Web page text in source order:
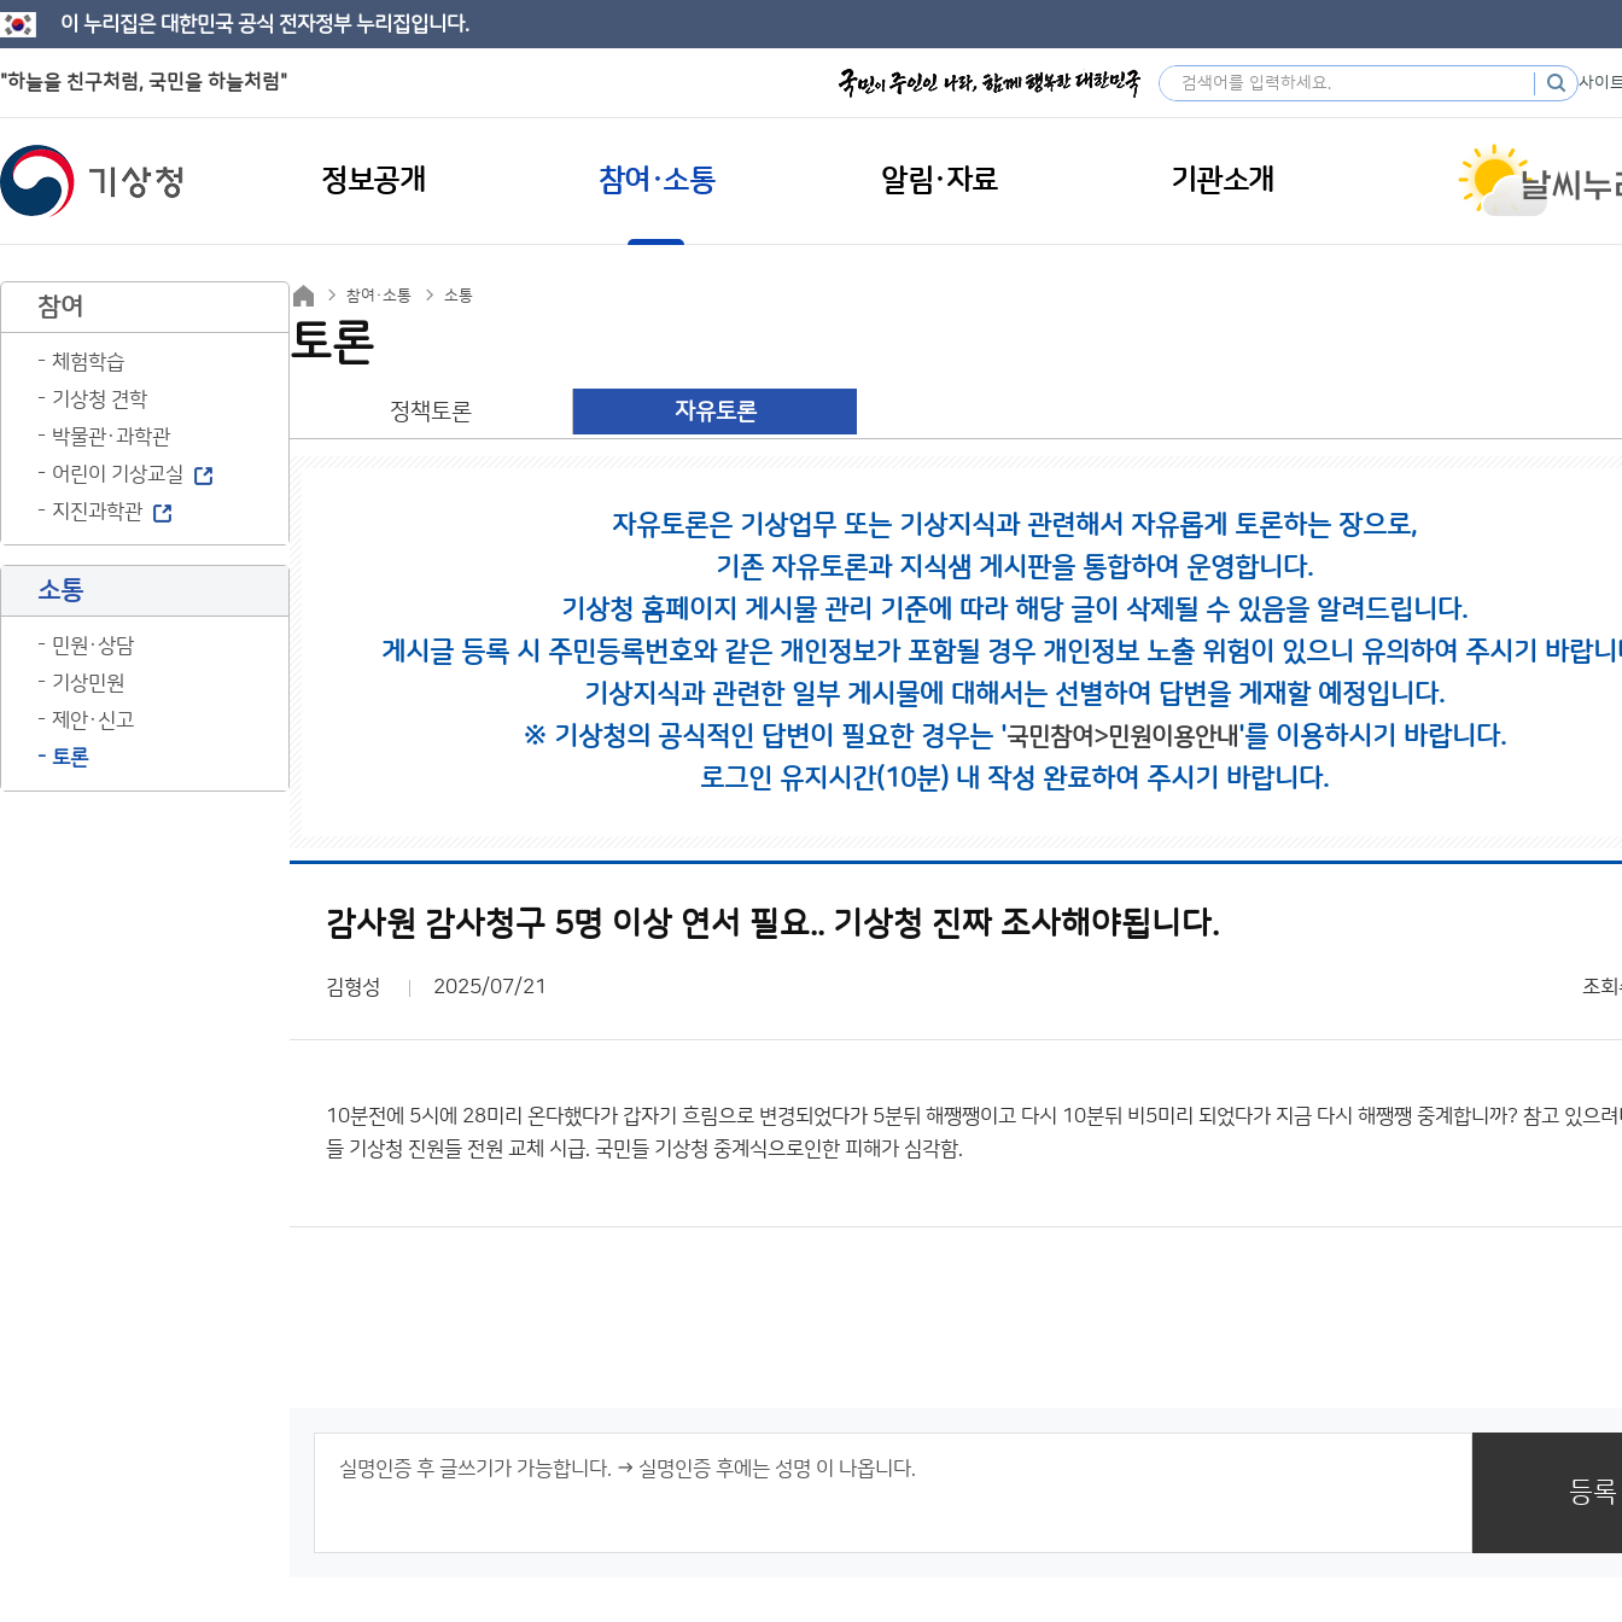
이 누리집은 대한민국 공식 전자정부 누리집입니다.
"하늘을 친구처럼, 국민을 하늘처럼" 사이
정보공개 참여·소통 알림·자료 기관소개
참여
체험학습
기상청 견학
박물관·과학관
어린이 기상교실
지진과학관
소통
민원·상담
기상민원
제안·신고
토론
참여·소통 소통
토론
정책토론 자유토론
자유토론은 기상업무 또는 기상지식과 관련해서 자유롭게 토론하는 장으로,
기존 자유토론과 지식샘 게시판을 통합하여 운영합니다.
기상청 홈페이지 게시물 관리 기준에 따라 해당 글이 삭제될 수 있음을 알려드립니다.
게시글 등록 시 주민등록번호와 같은 개인정보가 포함될 경우 개인정보 노출 위험이 있으니 유의하여 주시기 바랍니
기상지식과 관련한 일부 게시물에 대해서는 선별하여 답변을 게재할 예정입니다.
※ 기상청의 공식적인 답변이 필요한 경우는 '국민참여>민원이용안내'를 이용하시기 바랍니다.
로그인 유지시간(10분) 내 작성 완료하여 주시기 바랍니다.
감사원 감사청구 5명 이상 연서 필요.. 기상청 진짜 조사해야됩니다.
김형성 2025/07/21 조회
10분전에 5시에 28미리 온다했다가 갑자기 흐림으로 변경되었다가 5분뒤 해쨍쨍이고 다시 10분뒤 비5미리 되었다가 지금 다시 해쨍쨍 중계합니까? 참고 있으
들 기상청 진원들 전원 교체 시급. 국민들 기상청 중계식으로인한 피해가 심각함.
등록